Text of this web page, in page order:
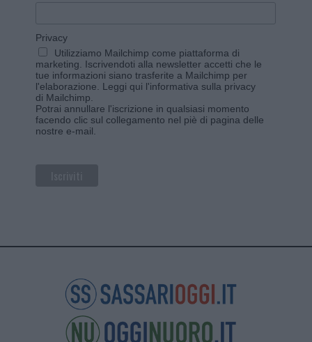
Privacy
Utilizziamo Mailchimp come piattaforma di
marketing. Iscrivendoti alla newsletter accetti che le
tue informazioni siano trasferite a Mailchimp per
l'elaborazione. Leggi qui l'informativa sulla privacy
di Mailchimp
Potrai annullare l'iscrizione in qualsiasi momento
facendo clic sul collegamento nel piè di pagina delle
nostre e-mail.